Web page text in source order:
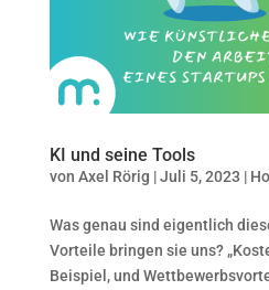
KI und seine Tools
von Axel Rörig |Juli 5, 2023 |
Was genau sind eigentlich
Vorteile bringen sie uns?
Beispiel, und